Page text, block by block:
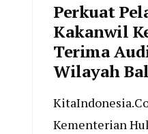
Perkuat
Kakanwil
Terima
Wilayah
Kementerian